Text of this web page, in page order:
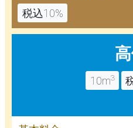
税込10%
10m3